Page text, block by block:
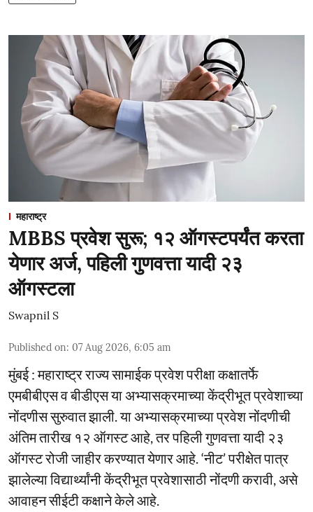
महाराष्ट्र
MBBS प्रवेश सुरू; १२ ऑगस्टपर्यंत करता
येणार अर्ज, पहिली गुणवत्ता यादी २३
ऑगस्टला
Swapnil S
Published on: 07 Aug 2026, 6:05 am
मुंबई : महाराष्ट्र राज्य सामाईक प्रवेश परीक्षा कक्षातर्फे
एमबीबीएस व बीडीएस या अभ्यासक्रमाच्या केंद्रीभूत प्रवेशाच्या
नोंदणीस सुरुवात झाली. या अभ्यासक्रमाच्या प्रवेश नोंदणीची
अंतिम तारीख १२ ऑगस्ट आहे, तर पहिली गुणवत्ता यादी २३
ऑगस्ट रोजी जाहीर करण्यात येणार आहे. ‘नीट’ परीक्षेत पात्र
झालेल्या विद्यार्थ्यांनी केंद्रीभूत प्रवेशासाठी नोंदणी करावी, असे
आवाहन सीईटी कक्षाने केले आहे.